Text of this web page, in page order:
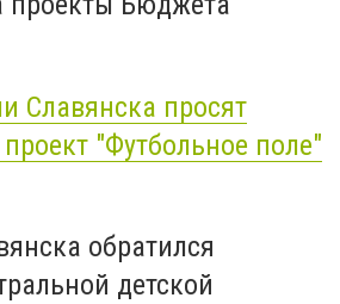
Славянска просят
"Футбольное поле"
обратился
детской